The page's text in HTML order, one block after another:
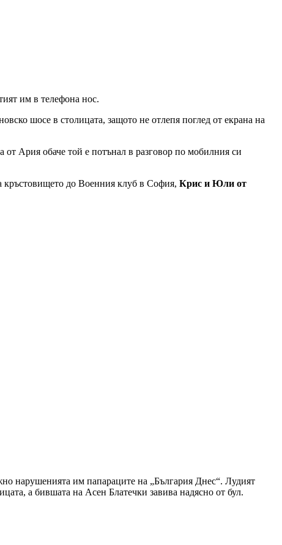
им в телефона нос.
шосе в столицата, защото не отлепя поглед от екрана на
от Ария обаче той е потънал в разговор по мобилния си
кръстовището до Военния клуб в София, Крис и Юли от
нарушенията им папараците на „България Днес“. Лудият
а бившата на Асен Блатечки завива надясно от бул.